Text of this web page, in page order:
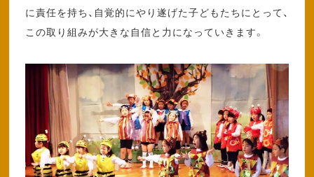
に責任を持ち、自覚的にやり遂げた子どもたちにとって、
この取り組みが大きな自信と力になっていきます。